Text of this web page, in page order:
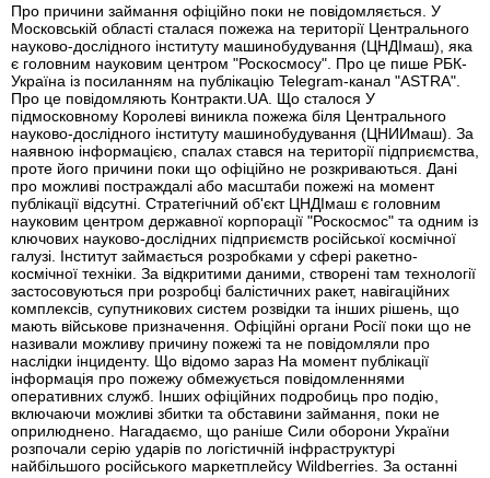
Про причини займання офіційно поки не повідомляється. У
Московській області сталася пожежа на території Центрального
науково-дослідного інституту машинобудування (ЦНДІмаш), яка
є головним науковим центром "Роскосмосу". Про це пише РБК-
Україна із посиланням на публікацію Telegram-канал "ASTRA".
Про це повідомляють Контракти.UA. Що сталося У
підмосковному Королеві виникла пожежа біля Центрального
науково-дослідного інституту машинобудування (ЦНИИмаш). За
наявною інформацією, спалах стався на території підприємства,
проте його причини поки що офіційно не розкриваються. Дані
про можливі постраждалі або масштаби пожежі на момент
публікації відсутні. Стратегічний об'єкт ЦНДІмаш є головним
науковим центром державної корпорації "Роскосмос" та одним із
ключових науково-дослідних підприємств російської космічної
галузі. Інститут займається розробками у сфері ракетно-
космічної техніки. За відкритими даними, створені там технології
застосовуються при розробці балістичних ракет, навігаційних
комплексів, супутникових систем розвідки та інших рішень, що
мають військове призначення. Офіційні органи Росії поки що не
називали можливу причину пожежі та не повідомляли про
наслідки інциденту. Що відомо зараз На момент публікації
інформація про пожежу обмежується повідомленнями
оперативних служб. Інших офіційних подробиць про подію,
включаючи можливі збитки та обставини займання, поки не
оприлюднено. Нагадаємо, що раніше Сили оборони України
розпочали серію ударів по логістичній інфраструктурі
найбільшого російського маркетплейсу Wildberries. За останні